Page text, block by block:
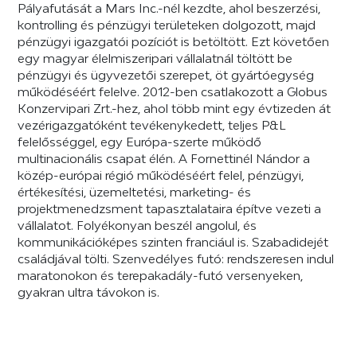
Pályafutását a Mars Inc.-nél kezdte, ahol beszerzési,
kontrolling és pénzügyi területeken dolgozott, majd
pénzügyi igazgatói pozíciót is betöltött. Ezt követően
egy magyar élelmiszeripari vállalatnál töltött be
pénzügyi és ügyvezetői szerepet, öt gyártóegység
működéséért felelve. 2012-ben csatlakozott a Globus
Konzervipari Zrt.-hez, ahol több mint egy évtizeden át
vezérigazgatóként tevékenykedett, teljes P&L
felelősséggel, egy Európa-szerte működő
multinacionális csapat élén. A Fornettinél Nándor a
közép-európai régió működéséért felel, pénzügyi,
értékesítési, üzemeltetési, marketing- és
projektmenedzsment tapasztalataira építve vezeti a
vállalatot. Folyékonyan beszél angolul, és
kommunikációképes szinten franciául is. Szabadidejét
családjával tölti. Szenvedélyes futó: rendszeresen indul
maratonokon és terepakadály-futó versenyeken,
gyakran ultra távokon is.